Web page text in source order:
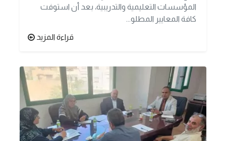
المؤسسات التعليمية والتدريبية، بعد أن استوفت
كافة المعايير المطلو...
قراءة المزيد